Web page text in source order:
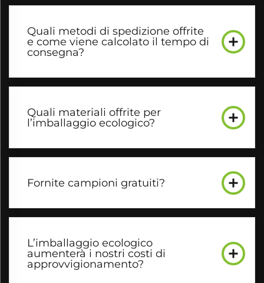
Quali metodi di spedizione offrite
e come viene calcolato il tempo di
consegna?
Quali materiali offrite per
l’imballaggio ecologico?
Fornite campioni gratuiti?
L’imballaggio ecologico
aumenterà i nostri costi di
approvvigionamento?